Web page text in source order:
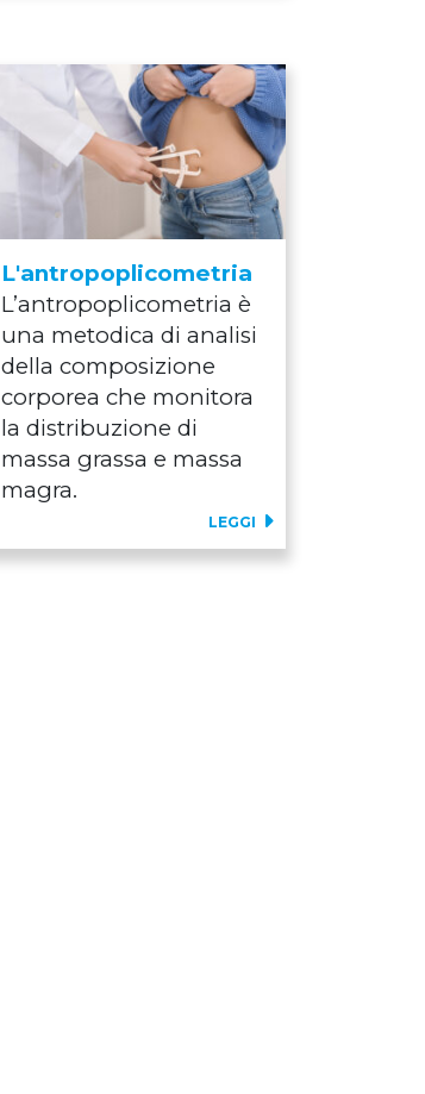
L'antropoplicometria
L’antropoplicometria è
una metodica di analisi
della composizione
corporea che monitora
la distribuzione di
massa grassa e massa
magra.
LEGGI